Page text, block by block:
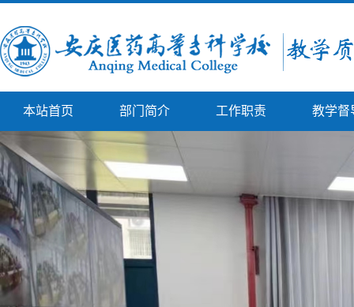
本站首页 部门简介 工作职责 教学督